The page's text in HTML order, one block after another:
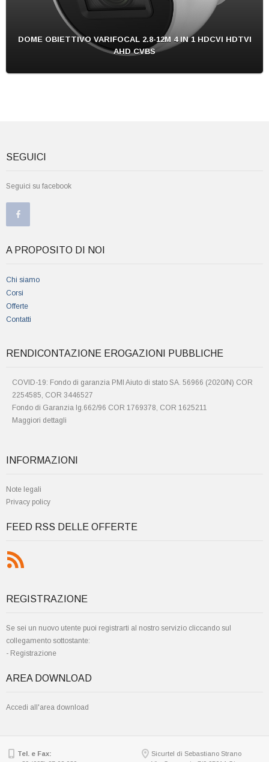
DOME OBIETTIVO VARIFOCAL 2.8-12M 4 IN 1 HDCVI HDTVI
AHD CVBS
SEGUICI
Seguici su facebook
A PROPOSITO DI NOI
Chi siamo
Corsi
Offerte
Contatti
RENDICONTAZIONE EROGAZIONI PUBBLICHE
COVID-19: Fondo di garanzia PMI Aiuto di stato SA. 56966 (2020/N) COR
2254585, COR 3446527
Fondo di Garanzia lg.662/96 COR 1769378, COR 1625211
Maggiori dettagli
INFORMAZIONI
Note legali
Privacy policy
FEED RSS DELLE OFFERTE
REGISTRAZIONE
Se sei un nuovo utente puoi registrarti al nostro servizio cliccando sul
collegamento sottostante:
- Registrazione
AREA DOWNLOAD
Accedi all'area download
Tel. e Fax:
Sicurtel di Sebastiano Strano